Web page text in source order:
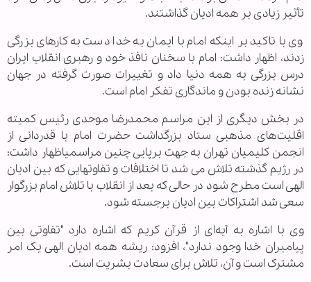
تأثیر زیادی بر همه ادیان گذاشتند.
وی با تاکید بر اینکه امام با ایمان به خدا دست به کارهای بزرگی
زدند‏، اظهار داشت: امام با سخنان نافذ خود و رهبری انقلاب ایران
درس بزرگی به همه دنیا داد و تغییرات صورت گرفته در جهان
نشانه زنده بودن و ماندگاری تفکر امام است.
در بخش دیگری از این مراسم محمدرضا موحدی رئیس کمیته
اقلیت‌های مذهبی ستاد بزرگداشت حضرت امام با قدردانی از
انجمن کلیمیان تهران به جهت برپایی چنین مراسمی‏اظهار داشت:
در رژیم گذشته تلاش می شد تا اختلافات و تفاوتهایی که بین ادیان
الهی است مطرح شود در حالی که بعد از انقلاب با تلاش امام بزرگوار
سعی شد اشتراکات بین ادیان برجسته شود.
وی با اشاره به آیه‌ای از قرآن کریم که اشاره دارد "تفاوتی بین
پیامبران خدا وجود ندارد"، افزود: ریشه همه ادیان الهی یک امر
مشترک است و آن، تلاش برای سعادت بشریت است.